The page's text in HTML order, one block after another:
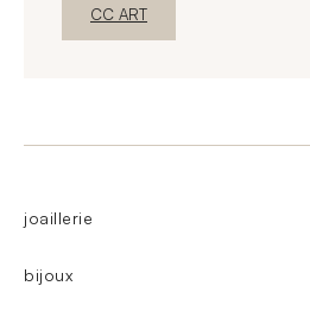
New WindowDiscover
CC ART
joaillerie
bijoux